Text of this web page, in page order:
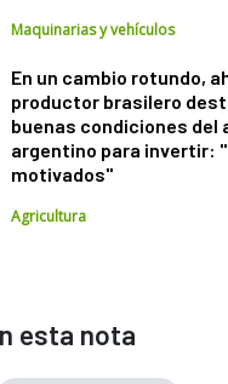
Maquinarias y vehículos
En un cambio rotundo,
productor brasilero
buenas condiciones del
argentino para invertir:
motivados"
Agricultura
esta nota